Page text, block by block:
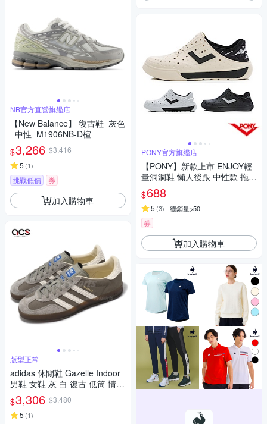
NB官方直營旗艦店
【New Balance】 復古鞋_灰色
_中性_M1906NB-D楦
$3,266 $3,416
5 (1)
挑戰低價 券
加入購物車
版型正常
adidas 休閒鞋 Gazelle Indoor
男鞋 女鞋 灰 白 復古 低筒 情侶
鞋 愛迪達 IF1807
$3,306 $3,480
5 (1)
PONY官方旗艦店
【PONY】新款上市 ENJOY輕
量洞洞鞋 懶人後跟 中性款 拖鞋
洞洞鞋 雨鞋 水鞋 晴雨兩用-森
林系露營
$688
5 (3) 總銷量>50
券
加入購物車